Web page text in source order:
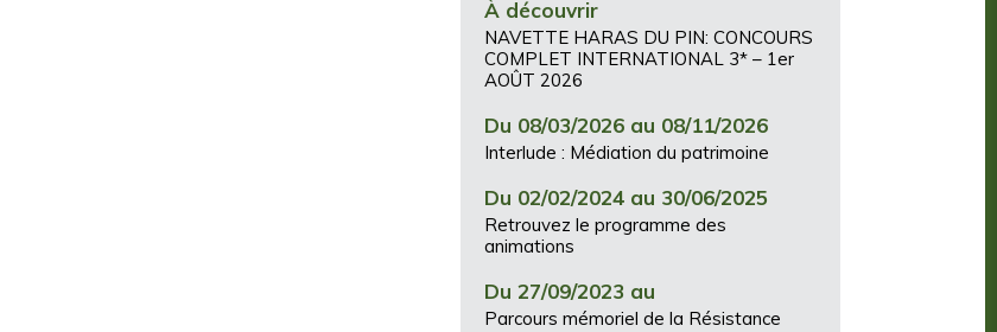
À découvrir
NAVETTE HARAS DU PIN: CONCOURS
COMPLET INTERNATIONAL 3* – 1er
AOÛT 2026
Du 08/03/2026 au 08/11/2026
Interlude : Médiation du patrimoine
Du 02/02/2024 au 30/06/2025
Retrouvez le programme des
animations
Du 27/09/2023 au
Parcours mémoriel de la Résistance